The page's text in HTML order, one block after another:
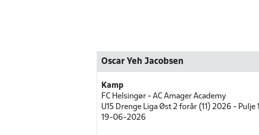
Oscar Yeh Jacobsen
Kamp
FC Helsingør - AC Amager Academy
U15 Drenge Liga Øst 2 forår (11) 2026 - Pulje 1
19-06-2026